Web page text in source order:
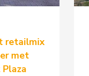
retailmix
met